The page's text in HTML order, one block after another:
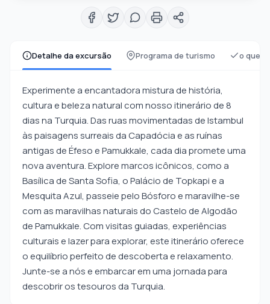
Detalhe da excursão Programa de turismo o que
Experimente a encantadora mistura de história,
cultura e beleza natural com nosso itinerário de 8
dias na Turquia. Das ruas movimentadas de Istambul
às paisagens surreais da Capadócia e as ruínas
antigas de Éfeso e Pamukkale, cada dia promete uma
nova aventura. Explore marcos icônicos, como a
Basílica de Santa Sofia, o Palácio de Topkapi e a
Mesquita Azul, passeie pelo Bósforo e maravilhe-se
com as maravilhas naturais do Castelo de Algodão
de Pamukkale. Com visitas guiadas, experiências
culturais e lazer para explorar, este itinerário oferece
o equilíbrio perfeito de descoberta e relaxamento.
Junte-se a nós e embarcar em uma jornada para
descobrir os tesouros da Turquia.